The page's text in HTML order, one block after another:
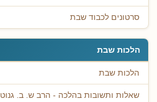
סרטונים לכבוד שבת
הלכות שבת
הלכות שבת
שאלות ותשובות בהלכה - הרב ש. ב. גנוט